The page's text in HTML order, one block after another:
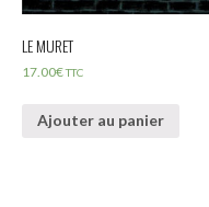
LE MURET
17.00€TTC
Ajouter au panier